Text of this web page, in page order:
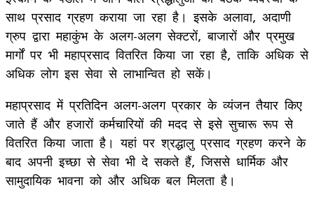
साथ प्रसाद ग्रहण कराया जा रहा है। इसके अलावा, अदाणी
ग्रुप द्वारा महाकुंभ के अलग-अलग सेक्टरों, बाजारों और प्रमुख
मार्गों पर भी महाप्रसाद वितरित किया जा रहा है, ताकि अधिक से
अधिक लोग इस सेवा से लाभान्वित हो सकें।
महाप्रसाद में प्रतिदिन अलग-अलग प्रकार के व्यंजन तैयार किए
जाते हैं और हजारों कर्मचारियों की मदद से इसे सुचारू रूप से
वितरित किया जाता है। यहां पर श्रद्धालु प्रसाद ग्रहण करने के
बाद अपनी इच्छा से सेवा भी दे सकते हैं, जिससे धार्मिक और
सामुदायिक भावना को और अधिक बल मिलता है।